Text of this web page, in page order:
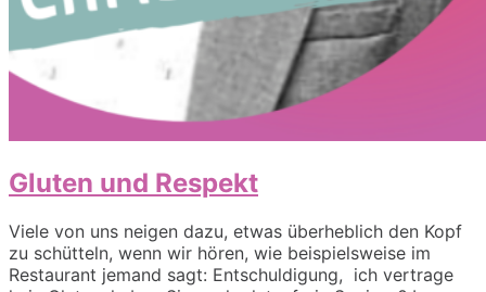
Gluten und Respekt
Viele von uns neigen dazu, etwas überheblich den Kopf
zu schütteln, wenn wir hören, wie beispielsweise im
Restaurant jemand sagt: Entschuldigung, ich vertrage